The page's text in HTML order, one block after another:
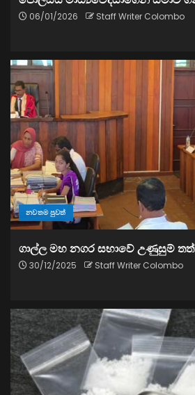
06/01/2026 Staff Writer Colombo
නවතම පුවත්
ගාල්ල මහ නගර සභාවේ උණුසුම්
30/12/2025 Staff Writer Colombo